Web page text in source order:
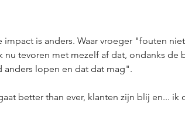
impact is anders. Waar vroeger "fouten
nu tevoren met mezelf af dat, ondanks
lopen en dat dat mag".
better than ever, klanten zijn blij en... ik